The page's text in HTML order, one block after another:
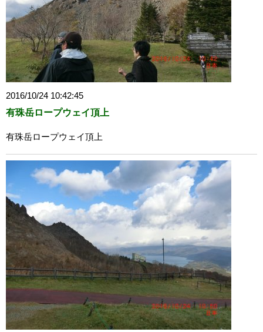
2016/10/24 10:42:45
有珠岳ロープウェイ頂上
有珠岳ロープウェイ頂上